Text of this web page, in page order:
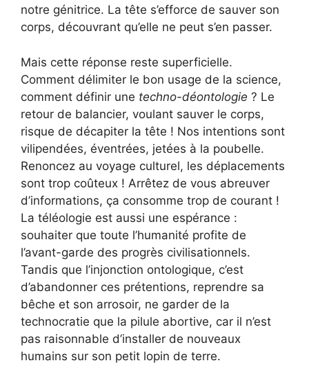
notre génitrice. La tête s’efforce de sauver son
corps, découvrant qu’elle ne peut s’en passer.
Mais cette réponse reste superficielle.
Comment délimiter le bon usage de la science,
comment définir une techno-déontologie ? Le
retour de balancier, voulant sauver le corps,
risque de décapiter la tête ! Nos intentions sont
vilipendées, éventrées, jetées à la poubelle.
Renoncez au voyage culturel, les déplacements
sont trop coûteux ! Arrêtez de vous abreuver
d’informations, ça consomme trop de courant !
La téléologie est aussi une espérance :
souhaiter que toute l’humanité profite de
l’avant-garde des progrès civilisationnels.
Tandis que l’injonction ontologique, c’est
d’abandonner ces prétentions, reprendre sa
bêche et son arrosoir, ne garder de la
technocratie que la pilule abortive, car il n’est
pas raisonnable d’installer de nouveaux
humains sur son petit lopin de terre.